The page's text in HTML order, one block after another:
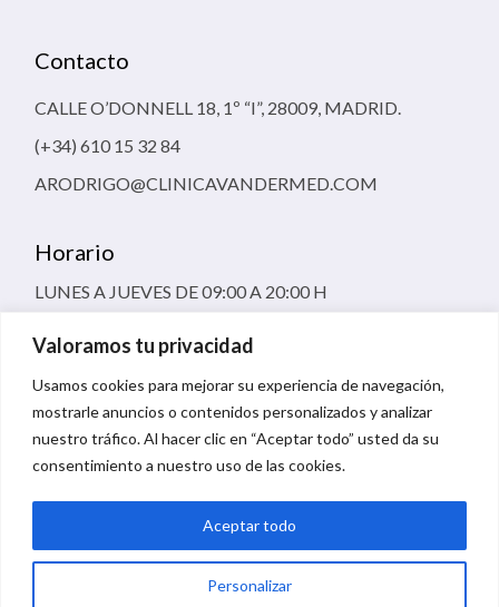
Valoramos tu privacidad
Usamos cookies para mejorar su experiencia de navegación,
mostrarle anuncios o contenidos personalizados y analizar
nuestro tráfico. Al hacer clic en “Aceptar todo” usted da su
consentimiento a nuestro uso de las cookies.
Personalizar
Aceptar todo
Contacto
CALLE O’DONNELL 18, 1º “I”, 28009, MADRID.
(+34) 610 15 32 84
ARODRIGO@CLINICAVANDERMED.COM
Horario
LUNES A JUEVES DE 09:00 A 20:00 H
POLÍTICA DE PRIVACIDAD